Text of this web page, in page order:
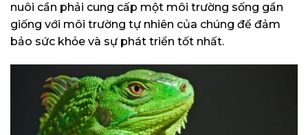
nuôi cần phải cung cấp một môi trường sống gần
giống với môi trường tự nhiên của chúng để đảm
bảo sức khỏe và sự phát triển tốt nhất.